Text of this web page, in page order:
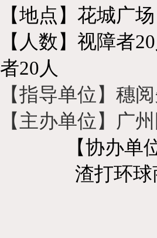
【地点 】 花城广场
【 人数】 视障者
者20人
【指导单位 】 穗
【主办单位 】
广
【协办单
渣打环